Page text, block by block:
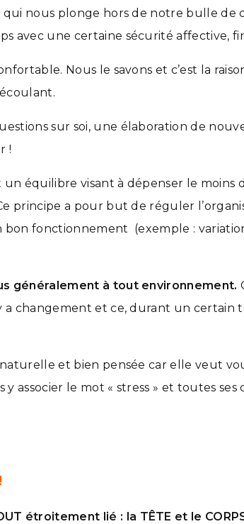
qui nous plonge hors de notre bulle
avec une certaine sécurité affective,
Nous le savons et c’est la
sur soi, une élaboration de
!
équilibre visant à dépenser le moins
principe a pour but de réguler
bon fonctionnement (exemple :
généralement à tout environnement.
a changement et ce, durant un certain
et bien pensée car elle veut
associer le mot « stress » et toutes ses
étroitement lié : la TÊTE et le